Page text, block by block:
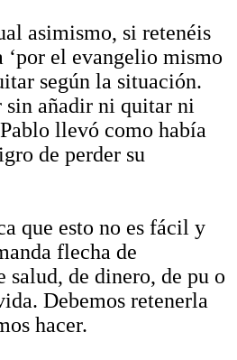
asimismo, si retenéis
‘por el evangelio mismo
según la situación.
sin añadir ni quitar ni
llevó como había
de perder su
que esto no es fácil y
flecha de
salud, de dinero, de pu o
Debemos retenerla
hacer.